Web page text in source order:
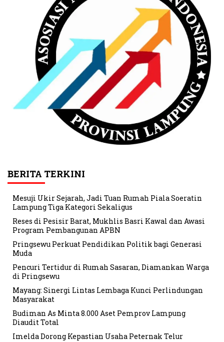
BERITA TERKINI
Mesuji Ukir Sejarah, Jadi Tuan Rumah Piala Soeratin
Lampung Tiga Kategori Sekaligus
Reses di Pesisir Barat, Mukhlis Basri Kawal dan Awasi
Program Pembangunan APBN
Pringsewu Perkuat Pendidikan Politik bagi Generasi
Muda
Pencuri Tertidur di Rumah Sasaran, Diamankan Warga
di Pringsewu
Mayang: Sinergi Lintas Lembaga Kunci Perlindungan
Masyarakat
Budiman As Minta 8.000 Aset Pemprov Lampung
Diaudit Total
Imelda Dorong Kepastian Usaha Peternak Telur